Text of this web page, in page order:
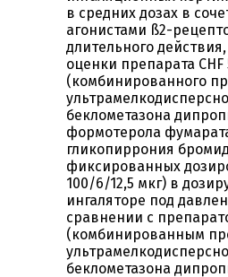
в средних дозах в
агонистами ß2-
длительного
оценки препарата CHF
(комбинированного
беклометазона
формотерола
гликопиррония
фиксированных
100/6/12,5 мкг) в
ингаляторе под
сравнении с
(комбинированным
беклометазона